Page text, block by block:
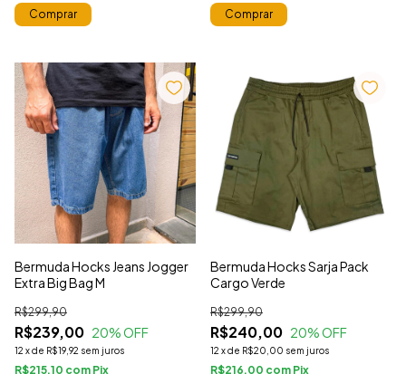
Comprar Comprar
Bermuda Hocks Jeans Jogger
Extra Big Bag M
R$239,00
R$299,90
20% OFF
12 xde R$19,92 sem juros
R$215,10 com
Bermuda Hocks Sarja Pack
Cargo Verde
R$240,00
R$299,90
20% OFF
12 xde R$20,00 sem juros
R$216,00 com